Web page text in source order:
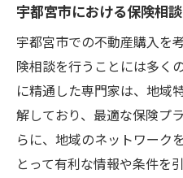
宇都宮市における保険相
宇都宮市での不動産購入を
険相談を行うことには多く
に精通した専門家は、地域
解しており、最適な保険プ
らに、地域のネットワーク
とって有利な情報や条件を